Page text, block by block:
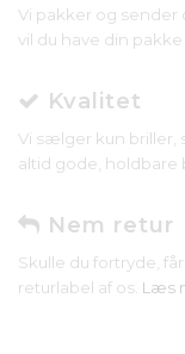
Vi pakker og
vil du have din
Kvalitet
Vi sælger kun briller,
altid gode, holdbare
Nem retur
Skulle du fortryde,
returlabel af os. Læs